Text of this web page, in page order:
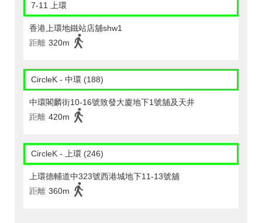
7-11 上環
香港上環地鐵站店舖shw1
距離 320m
CircleK - 中環 (188)
中環閣麟街10-16號致發大廈地下1號舖及天井
距離 420m
CircleK - 上環 (246)
上環德輔道中323號西港城地下11-13號舖
距離 360m